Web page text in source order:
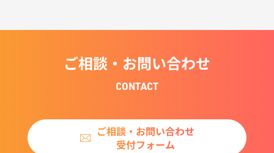
ご相談・お問い合わせ
CONTACT
ご相談・お問い合わせ
受付フォーム